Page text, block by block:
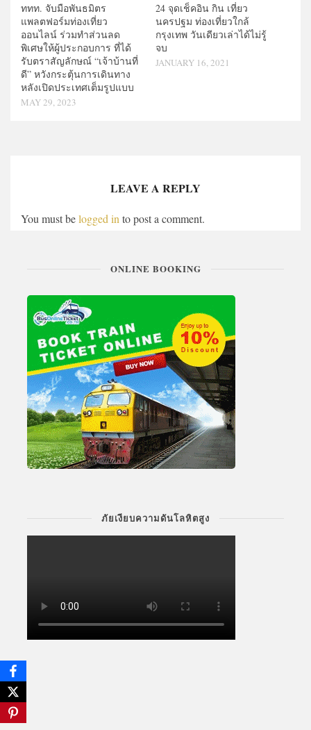
ททท. จับมือพันธมิตร
แพลตฟอร์มท่องเที่ยว
ออนไลน์ ร่วมทำส่วนลด
พิเศษให้ผู้ประกอบการ ที่ได้
รับตราสัญลักษณ์ “เจ้าบ้านที่
ดี” หวังกระตุ้นการเดินทาง
หลังเปิดประเทศเต็มรูปแบบ
MAY 29, 2023
24 จุดเช็คอิน กิน เที่ยว
นครปฐม ท่องเที่ยวใกล้
กรุงเทพ วันเดียวเล่าได้ไม่รู้
จบ
JANUARY 16, 2021
LEAVE A REPLY
You must belogged in to post a comment.
ONLINE BOOKING
ภัยเงียบความดันโลหิตสูง